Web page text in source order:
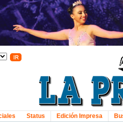
Status Edición Impresa